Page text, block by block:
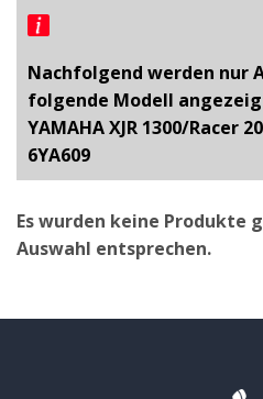
Nachfolgend werden nur
folgende Modell
YAMAHA XJR 1300/Racer
6YA609
Es wurden keine Produkte
Auswahl entsprechen.